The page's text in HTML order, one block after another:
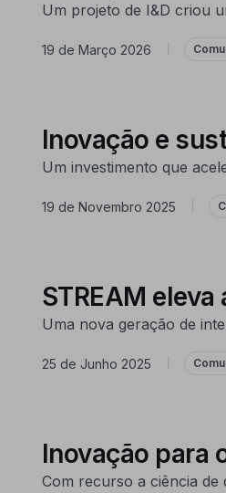
Um projeto de I&D criou
19 de Março 2026
Inovação e
Um investimento que
19 de Novembro 2025
STREAM
Uma nova geração de
25 de Junho 2025
Inovação para
Com recurso a ciência